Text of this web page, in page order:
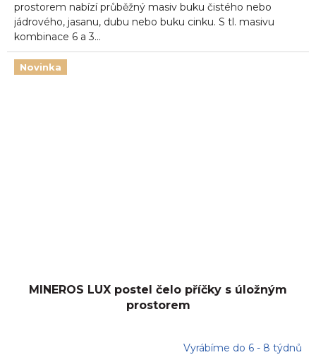
prostorem nabízí průběžný masiv buku čistého nebo
jádrového, jasanu, dubu nebo buku cinku. S tl. masivu
kombinace 6 a 3...
Novinka
MINEROS LUX postel čelo příčky s úložným
prostorem
Vyrábíme do 6 - 8 týdnů